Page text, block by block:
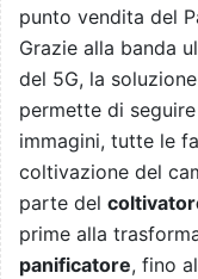
punto vendita del
Grazie alla banda
del 5G, la
permette di
immagini, tutte le
coltivazione del
parte del
prime alla
panificatore, fino